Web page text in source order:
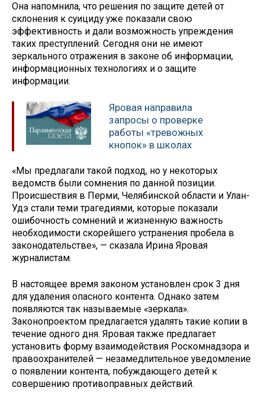
Она напомнила, что решения по защите детей от
склонения к суициду уже показали свою
эффективность и дали возможность упреждения
таких преступлений. Сегодня они не имеют
зеркального отражения в законе об информации,
информационных технологиях и о защите
информации.
Яровая направила
запросы о проверке
работы «тревожных
кнопок» в школах
«Мы предлагали такой подход, но у некоторых
ведомств были сомнения по данной позиции.
Происшествия в Перми, Челябинской области и Улан-
Удэ стали теми трагедиями, которые показали
ошибочность сомнений и жизненную важность
необходимости скорейшего устранения пробела в
законодательстве», — сказала Ирина Яровая
журналистам.
В настоящее время законом установлен срок 3 дня
для удаления опасного контента. Однако затем
появляются так называемые «зеркала».
Законопроектом предлагается удалять такие копии в
течение одного дня. Яровая также предлагает
установить форму взаимодействия Роскомнадзора и
правоохранителей — незамедлительное уведомление
о появлении контента, побуждающего детей к
совершению противоправных действий.